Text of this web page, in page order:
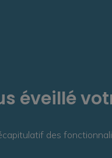
éveillé
des